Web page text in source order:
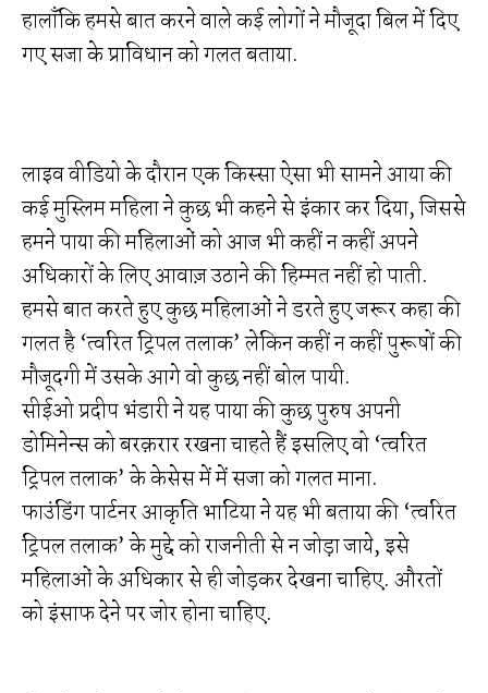
हालाँकि हमसे बात करने वाले कई लोगों ने मौजूदा बिल में दिए
गए सजा के प्राविधान को गलत बताया.
लाइव वीडियो के दौरान एक किस्सा ऐसा भी सामने आया की
कई मुस्लिम महिला ने कुछ भी कहने से इंकार कर दिया, जिससे
हमने पाया की महिलाओं को आज भी कहीं न कहीं अपने
अधिकारों के लिए आवाज़ उठाने की हिम्मत नहीं हो पाती.
हमसे बात करते हुए कुछ महिलाओं ने डरते हुए जरूर कहा की
गलत है ‘त्वरित ट्रिपल तलाक’ लेकिन कहीं न कहीं पुरूषों की
मौजूदगी में उसके आगे वो कुछ नहीं बोल पायी.
सीईओ प्रदीप भंडारी ने यह पाया की कुछ पुरुष अपनी
डोमिनेन्स को बरक़रार रखना चाहते हैं इसलिए वो ‘त्वरित
ट्रिपल तलाक’ के केसेस में में सजा को गलत माना.
फाउंडिंग पार्टनर आकृति भाटिया ने यह भी बताया की ‘त्वरित
ट्रिपल तलाक’ के मुद्दे को राजनीती से न जोड़ा जाये, इसे
महिलाओं के अधिकार से ही जोड़कर देखना चाहिए. औरतों
को इंसाफ देने पर जोर होना चाहिए.